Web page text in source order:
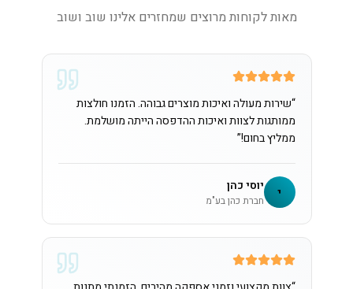
מאות לקוחות מרוצים שמחזרים אלינו שוב ושוב
“שירות מעולה ואיכות מוצרים גבוהה. הזמנו חולצות
ממותגות לצוות ואיכות ההדפסה הייתה מושלמת.
ממליץ בחום!”
י יוסי כהן
חברת כהן בע"מ